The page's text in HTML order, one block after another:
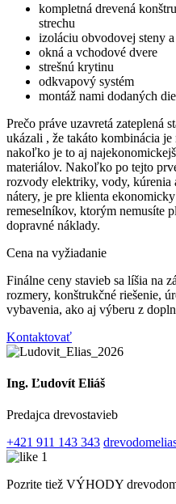
kompletná drevená
strechu
izoláciu obvodovej steny
okná a vchodové dvere
strešnú krytinu
odkvapový systém
montáž nami dodaných
Prečo práve uzavretá zateplená
ukázali , že takáto kombinácia
nakoľko je to aj
materiálov. Nakoľko po tejto
rozvody elektriky, vody, kúrenia
nátery, je pre klienta
remeselníkov, ktorým nemusíte
dopravné náklady.
Cena na vyžiadanie
Finálne ceny stavieb sa líšia na
rozmery, konštrukčné riešenie,
vybavenia, ako aj výberu z
Kontaktovať
Ing. Ľudovít Eliáš
Predajca drevostavieb
+421 911 143 343
Pozrite tiež VÝHODY